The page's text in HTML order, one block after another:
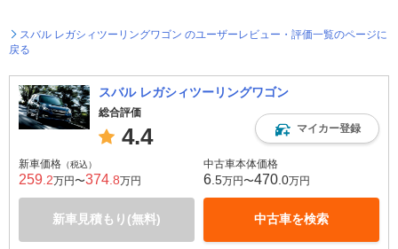
スバル レガシィツーリングワゴン のユーザーレビュー・評価一覧のページに
戻る
スバル レガシィツーリングワゴン
総合評価
4.4 マイカー登録
新車価格 （税込）
259 .2万円〜374 .8万円
新車見積もり(無料)
中古車本体価格
6 .5万円〜470 .0万円
中古車を検索